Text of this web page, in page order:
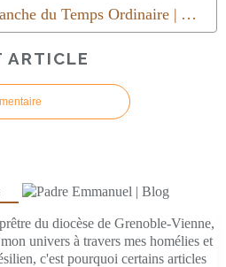
Homélie du 26ème dimanche du Temps Ordinaire | Année C | 2022
ARTICLE
du diocèse de Grenoble-Vienne,
univers à travers mes homélies et
c'est pourquoi certains articles